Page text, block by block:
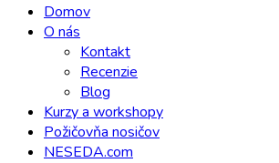
Domov
O nás
Kontakt
Recenzie
Blog
Kurzy a workshopy
Požičovňa nosičov
NESEDA.com